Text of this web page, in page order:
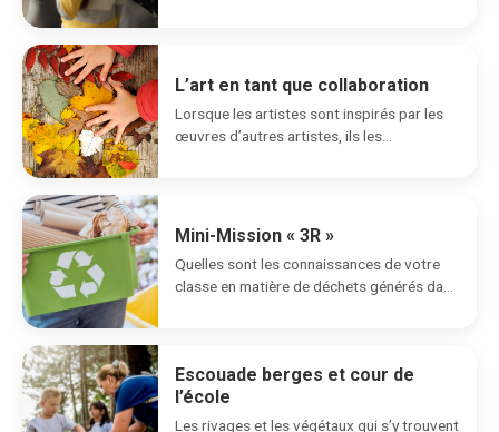
L’art en tant que collaboration
Lorsque les artistes sont inspirés par les
œuvres d’autres artistes, ils les
Mini-Mission « 3R »
Quelles sont les connaissances de votre
classe en matière de déchets générés dans
Escouade berges et cour de
l’école
Les rivages et les végétaux qui s’y trouvent